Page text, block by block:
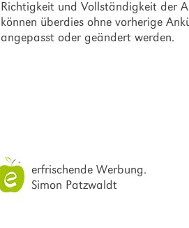
Richtigkeit und Vollständigkeit der
können überdies ohne vorherige
angepasst oder geändert werden.
erfrischende Werbung.
Simon Patzwaldt